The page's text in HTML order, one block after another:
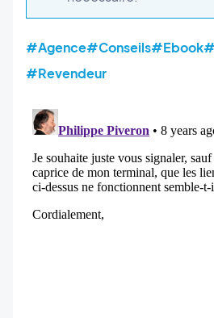
#Agence#Conseils#Ebook
#Revendeur